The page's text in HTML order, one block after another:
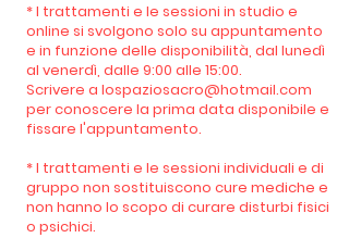
* I trattamenti e le sessioni in studio e
online si svolgono solo su appuntamento
e in funzione delle disponibilità, dal lunedì
al venerdì, dalle 9:00 alle 15:00.
Scrivere a lospaziosacro@hotmail.com
per conoscere la prima data disponibile e
fissare l'appuntamento.
* I trattamenti e le sessioni individuali e di
gruppo non sostituiscono cure mediche e
non hanno lo scopo di curare disturbi fisici
o psichici.